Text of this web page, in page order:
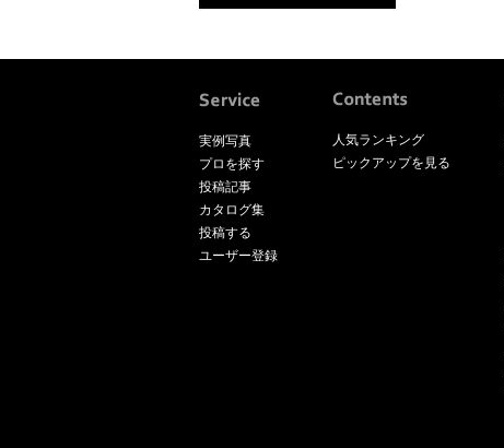
実例写真
プロを探す
投稿記事
カタログ集
投稿する
ユーザー登録
人気ランキング
ピックアップを見る